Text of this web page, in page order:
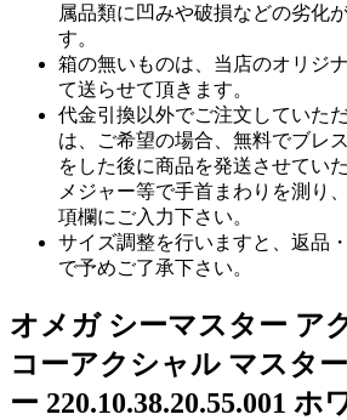
属品類に凹みや破損などの劣化
す。
箱の無いものは、当店のオリジ
て送らせて頂きます。
代金引換以外でご注文していた
は、ご希望の場合、無料でブレ
をした後に商品を発送させてい
メジャー等で手首まわりを測り
項欄にご入力下さい。
サイズ調整を行いますと、返品
で予めご了承下さい。
オメガ シーマスター ア
コーアクシャル マスタ
ー 220.10.38.20.55.001